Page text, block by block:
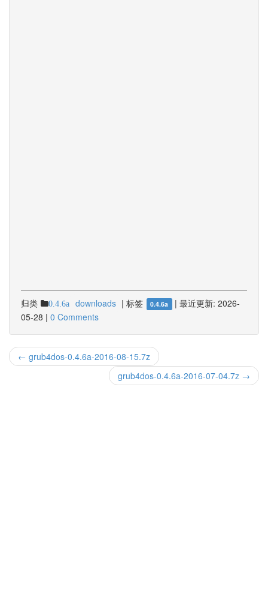
归类 0.4.6a downloads | 标签 0.4.6a | 最近更新: 2026-
05-28 | 0 Comments
← grub4dos-0.4.6a-2016-08-15.7z
grub4dos-0.4.6a-2016-07-04.7z →